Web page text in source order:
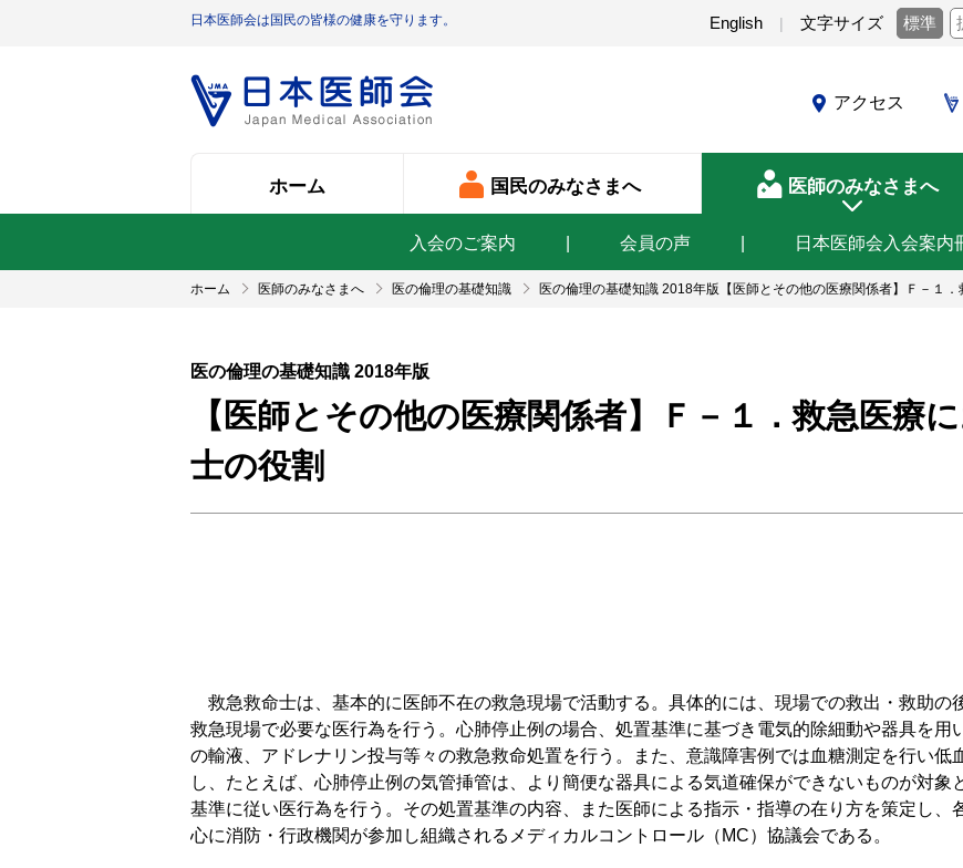
日本医師会は国民の皆様の健康を守ります。 English 文字サイズ 標準
アクセス
ホーム 国民のみなさまへ 医師のみなさまへ
入会のご案内 会員の声 日本医師会入会案内
ホーム 医師のみなさまへ 医の倫理の基礎知識 医の倫理の基礎知識 2018年版【医師とその他の医療関係者】Ｆ－１
医の倫理の基礎知識 2018年版
【医師とその他の医療関係者】Ｆ－１．救急医療
士の役割
救急救命士は、基本的に医師不在の救急現場で活動する。具体的には、現場での救出・救助の
救急現場で必要な医行為を行う。心肺停止例の場合、処置基準に基づき電気的除細動や器具を用
の輸液、アドレナリン投与等々の救急救命処置を行う。また、意識障害例では血糖測定を行い低
し、たとえば、心肺停止例の気管挿管は、より簡便な器具による気道確保ができないものが対
基準に従い医行為を行う。その処置基準の内容、また医師による指示・指導の在り方を策定し、
心に消防・行政機関が参加し組織されるメディカルコントロール（MC）協議会である。